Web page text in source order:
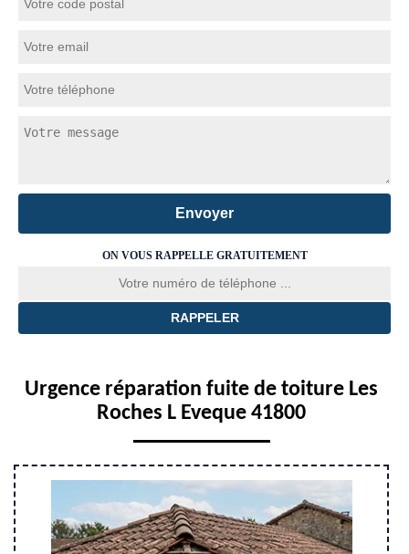
ON VOUS RAPPELLE GRATUITEMENT
Urgence réparation fuite de toiture Les
Roches L Eveque 41800